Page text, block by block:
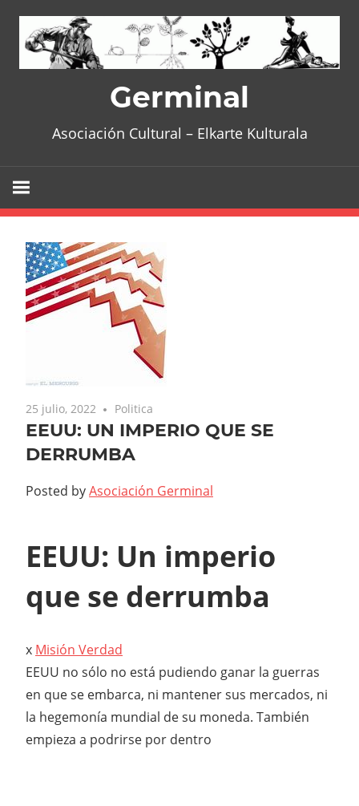
content
Germinal
Asociación Cultural – Elkarte Kulturala
25 julio, 2022 Politica
EEUU: UN IMPERIO QUE SE
DERRUMBA
Posted byAsociación Germinal
EEUU: Un imperio
que se derrumba
x Misión Verdad
EEUU no sólo no está pudiendo ganar la guerras
en que se embarca, ni mantener sus mercados, ni
la hegemonía mundial de su moneda. También
empieza a podrirse por dentro